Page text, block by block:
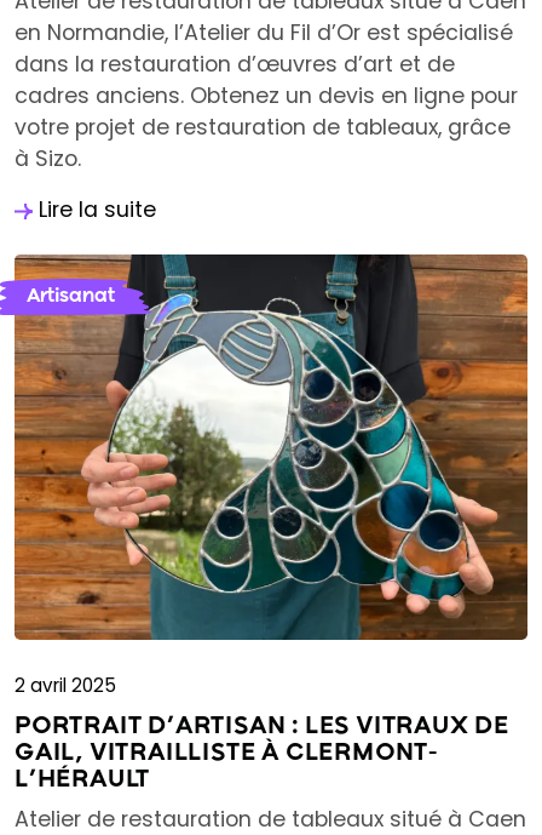
en Normandie, l’Atelier du Fil d’Or est spécialisé
dans la restauration d’œuvres d’art et de
cadres anciens. Obtenez un devis en ligne pour
votre projet de restauration de tableaux, grâce
à Sizo.
Lire la suite
Artisanat
2 avril 2025
PORTRAIT D’ARTISAN : LES VITRAUX DE
GAIL, VITRAILLISTE À CLERMONT-
L’HÉRAULT
Atelier de restauration de tableaux situé à Caen